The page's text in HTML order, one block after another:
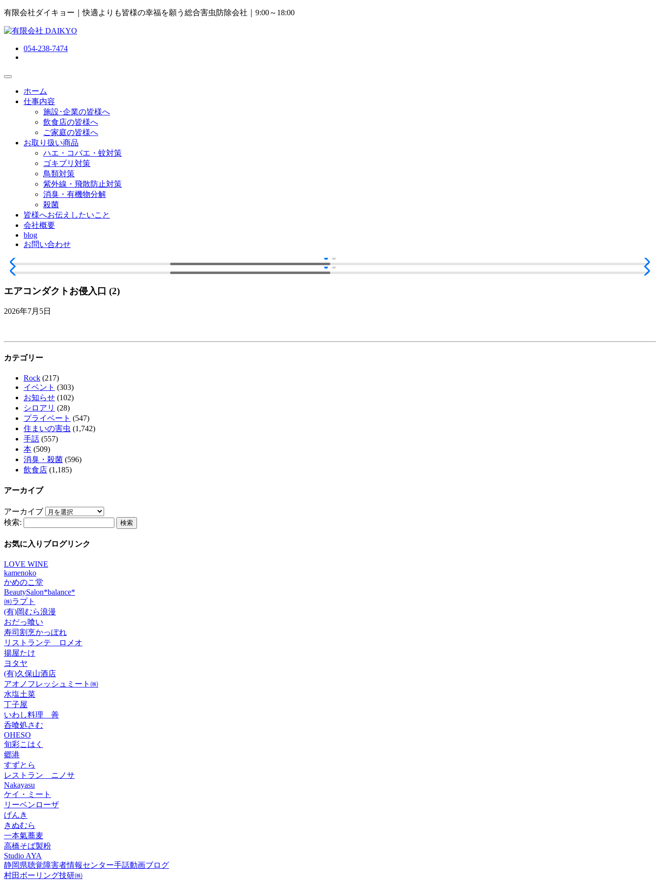
有限会社ダイキョー｜快適よりも皆様の幸福を願う総合害虫防除会社 ｜9:00～18:00
054-238-7474
ホーム
仕事内容
施設･企業の皆様へ
飲食店の皆様へ
ご家庭の皆様へ
お取り扱い商品
ハエ・コバエ・蚊対策
ゴキブリ対策
鳥類対策
紫外線・飛散防止対策
消臭・有機物分解
殺菌
皆様へお伝えしたいこと
会社概要
blog
お問い合わせ
エアコンダクトお侵入口 (2)
2026年7月5日
カテゴリー
Rock (217)
イベント (303)
お知らせ (102)
シロアリ (28)
プライベート (547)
住まいの害虫 (1,742)
手話 (557)
本 (509)
消臭・殺菌 (596)
飲食店 (1,185)
アーカイブ
アーカイブ
検索:
お気に入りブログリンク
LOVE WINE
kamenoko
かめのこ堂
BeautySalon*balance*
㈱ラプト
(有)岡むら浪漫
おだっ喰い
寿司割烹かっぽれ
リストランテ ロメオ
揚屋たけ
ヨタヤ
(有)久保山酒店
アオノフレッシュミート㈱
水塩土菜
丁子屋
いわし料理 善
呑喰処さむ
OHESO
旬彩こはく
郷港
すずとら
レストラン ニノサ
Nakayasu
ケイ・ミート
リーベンローザ
げんき
きぬむら
一本氣蕎麦
高橋そば製粉
Studio AYA
静岡県聴覚障害者情報センター手話動画ブログ
村田ボーリング技研㈱